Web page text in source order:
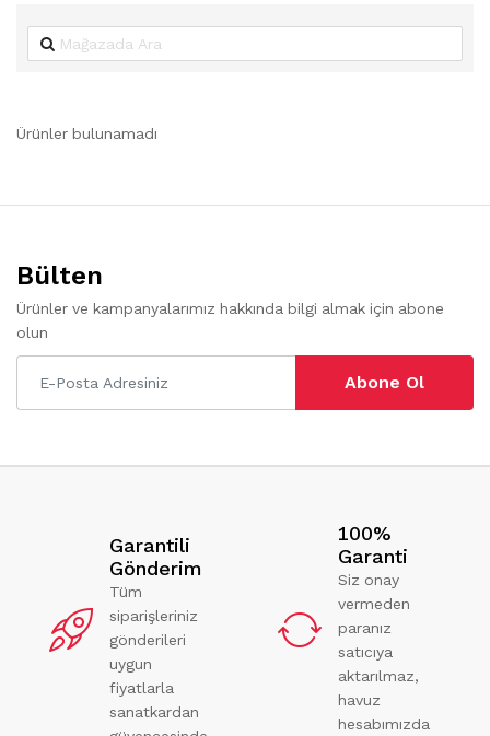
Ürünler bulunamadı
Bülten
Ürünler ve kampanyalarımız hakkında bilgi almak için abone
olun
Abone Ol
Garantili
Gönderim
Tüm
siparişleriniz
gönderileri
uygun
fiyatlarla
sanatkardan
100%
Garanti
Siz onay
vermeden
paranız
satıcıya
aktarılmaz,
havuz
hesabımızda